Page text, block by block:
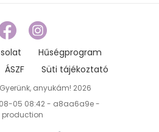
Hűségprogram
ÁSZF Süti tájékoztató
anyukám! 2026
05 08:42 - a8aa6a9e -
production